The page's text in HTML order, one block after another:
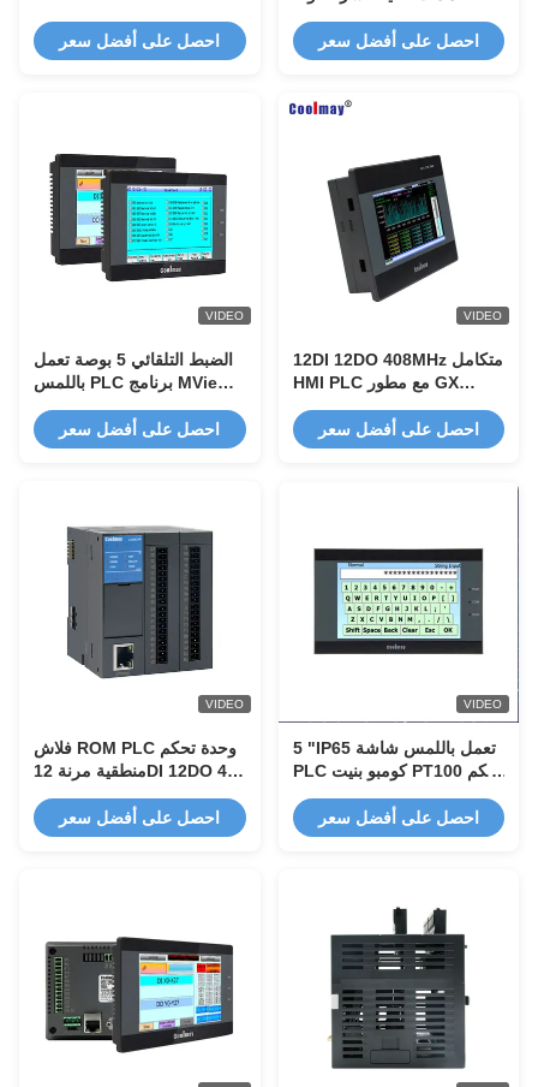
12DI 12DO لصناعة
Aumation
احصل على أفضل سعر
نبضات عالية السرعة
احصل على أفضل سعر
VIDEO
الضبط التلقائي 5 بوصة تعمل
باللمس PLC برنامج MView
احصل على أفضل سعر
VIDEO
12DI 12DO 408MHz متكامل
HMI PLC مع مطور GX
احصل على أفضل سعر
VIDEO
فلاش ROM PLC وحدة تحكم
منطقية مرنة 12DI 12DO 4AI
السرعةاحصل على أفضل سعر
VIDEO
5 "IP65 تعمل باللمس شاشة
PLC كومبو بنيت PT100 تحكم
احصل على أفضل سعر